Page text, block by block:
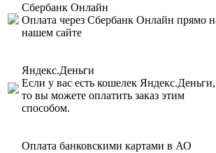
Сбербанк Онлайн
Оплата через Сбербанк Онлайн прямо
нашем сайте
Яндекс.Деньги
Если у вас есть кошелек Яндекс.Деньги,
то вы можете оплатить заказ этим
способом.
Оплата банковскими картами в АО